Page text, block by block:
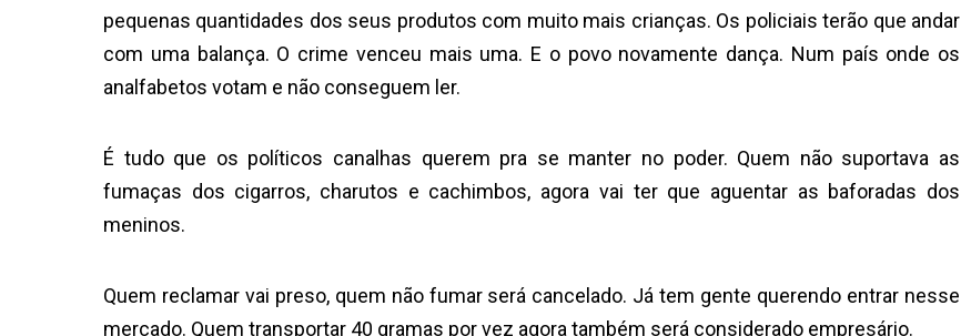
pequenas quantidades dos seus produtos com muito mais crianças. Os policiais terão que andar
com uma balança. O crime venceu mais uma. E o povo novamente dança. Num país onde os
analfabetos votam e não conseguem ler.
É tudo que os políticos canalhas querem pra se manter no poder. Quem não suportava as
fumaças dos cigarros, charutos e cachimbos, agora vai ter que aguentar as baforadas dos
meninos.
Quem reclamar vai preso, quem não fumar será cancelado. Já tem gente querendo entrar nesse
mercado. Quem transportar 40 gramas por vez agora também será considerado empresário.